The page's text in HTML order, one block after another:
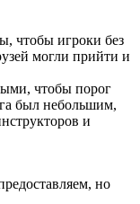
чтобы игроки без
могли прийти и
чтобы порог
был небольшим,
и
но